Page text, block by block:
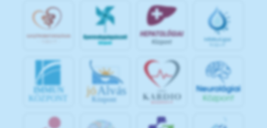
IMMUN
KÖZPONT
jó Alvás
Központ